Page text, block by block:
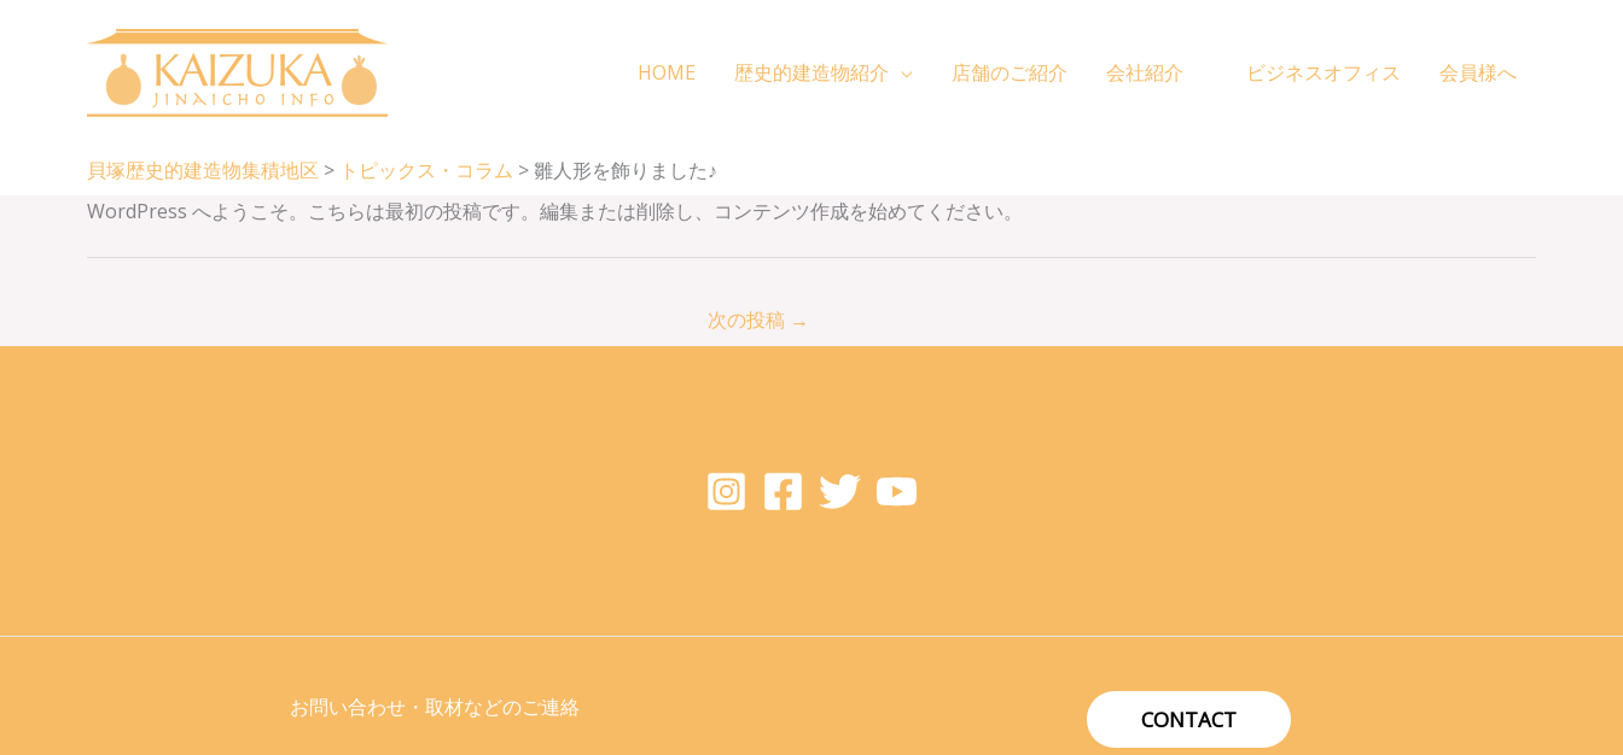
HOME 歴史的建造物紹介 店舗のご紹介 会社紹介 ビジネスオフィス 会員様へ
貝塚歴史的建造物集積地区 > トピックス・コラム > 雛人形を飾りました♪
WordPress へようこそ。こちらは最初の投稿です。編集または削除し、コンテンツ作成を始めてください。
次の投稿 →
お問い合わせ・取材などのご連絡 CONTACT